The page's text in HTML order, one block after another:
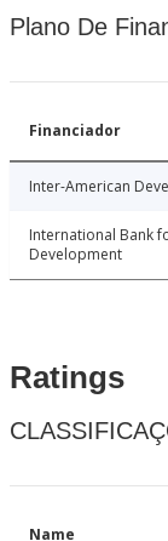
Plano De
Financiador
Inter-American
International Bank
Development
Ratings
Name